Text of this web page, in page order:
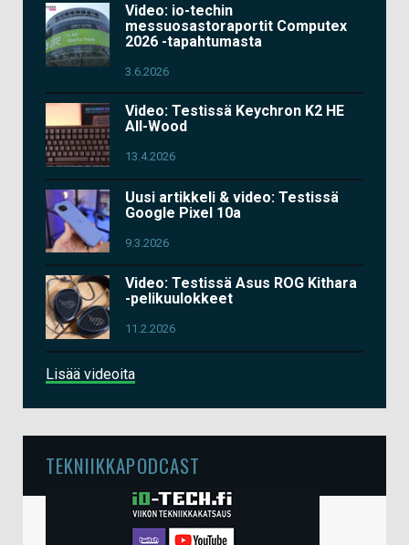
Video: io-techin
messuosastoraportit Computex
2026 -tapahtumasta
3.6.2026
Video: Testissä Keychron K2 HE
All-Wood
13.4.2026
Uusi artikkeli & video: Testissä
Google Pixel 10a
9.3.2026
Video: Testissä Asus ROG Kithara
-pelikuulokkeet
11.2.2026
Lisää videoita
TEKNIIKKAPODCAST